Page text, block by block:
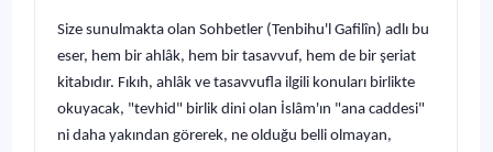
Size sunulmakta olan Sohbetler (Tenbihu'l Gafilîn) adlı bu
eser, hem bir ahlâk, hem bir tasavvuf, hem de bir şeriat
kitabıdır. Fıkıh, ahlâk ve tasavvufla ilgili konuları birlikte
okuyacak, "tevhid" birlik dini olan İslâm'ın "ana caddesi"
ni daha yakından görerek, ne olduğu belli olmayan,